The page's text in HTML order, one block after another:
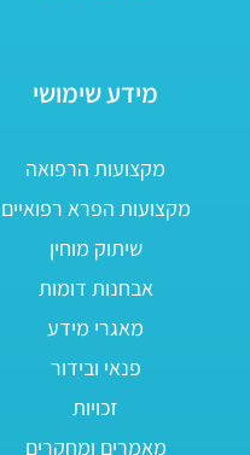
מידע שימושי
מקצועות הרפואה
מקצועות הפרא רפואיים
שיתוק מוחין
אבחנות דומות
מאגרי מידע
פנאי ובידור
זכויות
מאמרים ומחקרים